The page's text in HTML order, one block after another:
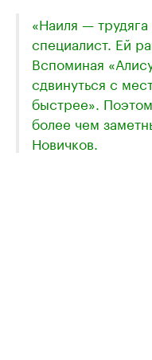
«Наиля —
специалист. Ей
Вспоминая
сдвинуться с
быстрее».
более чем
Новичков.